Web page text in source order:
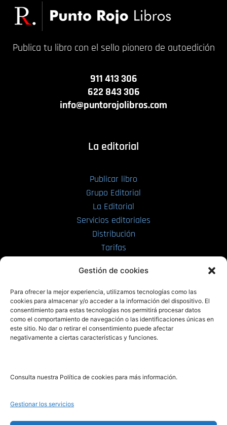
Gestión de cookies
Para ofrecer la mejor experiencia, utilizamos tecnologías como las
cookies para almacenar y/o acceder a la información del dispositivo. El
consentimiento para estas tecnologías nos permitirá procesar datos
como el comportamiento de navegación o las identificaciones únicas en
este sitio. No dar o retirar el consentimiento puede afectar
negativamente a ciertas características y funciones.
Consulta nuestra Política de cookies para más información.
Gestionar los servicios
Publica tu libro con el sello pionero de autoedición
911 413 306
622 843 306
info@puntorojolibros.com
La editorial
Publicar libro
Grupo Editorial
La Editorial
Servicios editoriales
Distribución
Tarifas
PRL | Films
PRL | Play
PRL | LAB
Noticias